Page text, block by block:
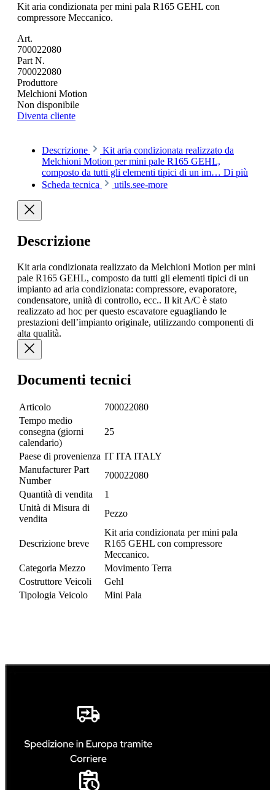
Kit aria condizionata per mini pala R165 GEHL con
compressore Meccanico.
Art.
700022080
Part N.
700022080
Produttore
Melchioni Motion
Non disponibile
Diventa cliente
Descrizione
Kit aria condizionata realizzato da
Melchioni Motion per mini pale R165 GEHL,
composto da tutti gli elementi tipici di un im… Di più
Scheda tecnica
utils.see-more
Descrizione
Kit aria condizionata realizzato da Melchioni Motion per mini
pale R165 GEHL, composto da tutti gli elementi tipici di un
impianto ad aria condizionata: compressore, evaporatore,
condensatore, unità di controllo, ecc.. Il kit A/C è stato
realizzato ad hoc per questo escavatore eguagliando le
prestazioni dell’impianto originale, utilizzando componenti di
alta qualità.
Documenti tecnici
Articolo
700022080
Tempo medio
consegna (giorni
calendario)
25
Paese di provenienza IT ITA ITALY
Manufacturer Part
Number
700022080
Quantità di vendita
1
Unità di Misura di
vendita
Pezzo
Descrizione breve
Kit aria condizionata per mini pala
R165 GEHL con compressore
Meccanico.
Categoria Mezzo
Movimento Terra
Costruttore Veicoli
Gehl
Tipologia Veicolo
Mini Pala